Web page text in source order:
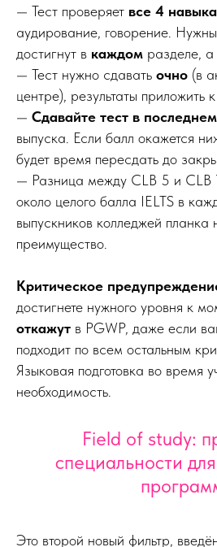
— Тест проверяет все 4 навыка
аудирование, говорение.
достигнут в каждом разделе,
— Тест нужно сдавать очно (в
центре), результаты приложить
— Сдавайте тест в
выпуска. Если балл окажется
будет время пересдать до
— Разница между CLB 5 и CLB
около целого балла IELTS в
выпускников колледжей планка
преимущество.
Критическое
достигнете нужного уровня к
откажут в PGWP, даже если
подходит по всем остальным
Языковая подготовка во время
необходимость.
Field of study:
специальности
Это второй новый фильтр,